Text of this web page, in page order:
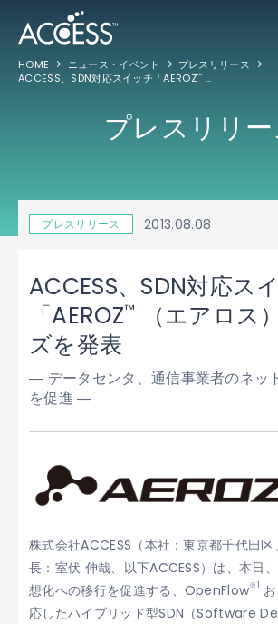
HOME ニュース・イベント
プレスリリース
ACCESS、SDN対応スイッチ「AEROZ™
プレスリリー
プレスリリース 2013.08.08
ACCESS、SDN対応ス
「AEROZ™
（エアロス
ズを発表
― データセンタ、通信事業者のネッ
を促進 ―
株式会社ACCESS（本社：東京都千代田
長：室伏 伸哉、以下ACCESS）は、本日
想化への移行を促進する、OpenFlow※1
応したハイブリッド型SDN（Software